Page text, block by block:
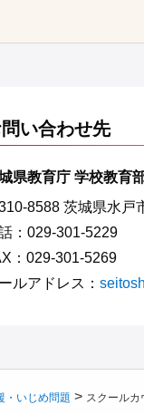
い合わせ先
県教育庁 学校教育
8588 茨城県水戸
：029-301-5229
：029-301-5269
ルアドレス：
・いじめ問題 > スクールカ